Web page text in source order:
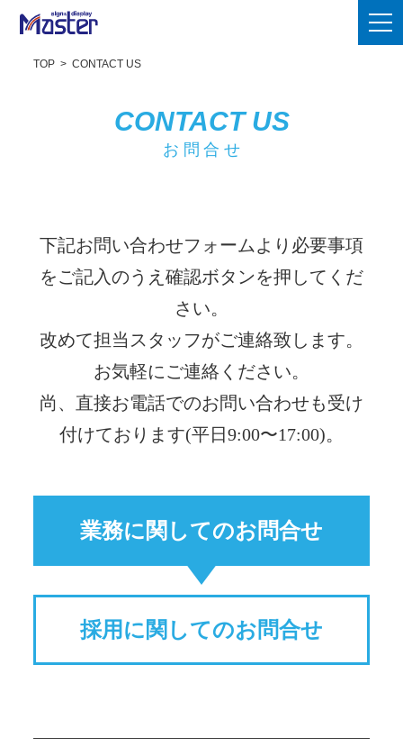
TOP > CONTACT US
CONTACT US
お問合せ
下記お問い合わせフォームより必要事項
をご記入のうえ確認ボタンを押してくだ
さい。
改めて担当スタッフがご連絡致します。
お気軽にご連絡ください。
尚、直接お電話でのお問い合わせも受け
付けております(平日9:00〜17:00)。
業務に関してのお問合せ
採用に関してのお問合せ